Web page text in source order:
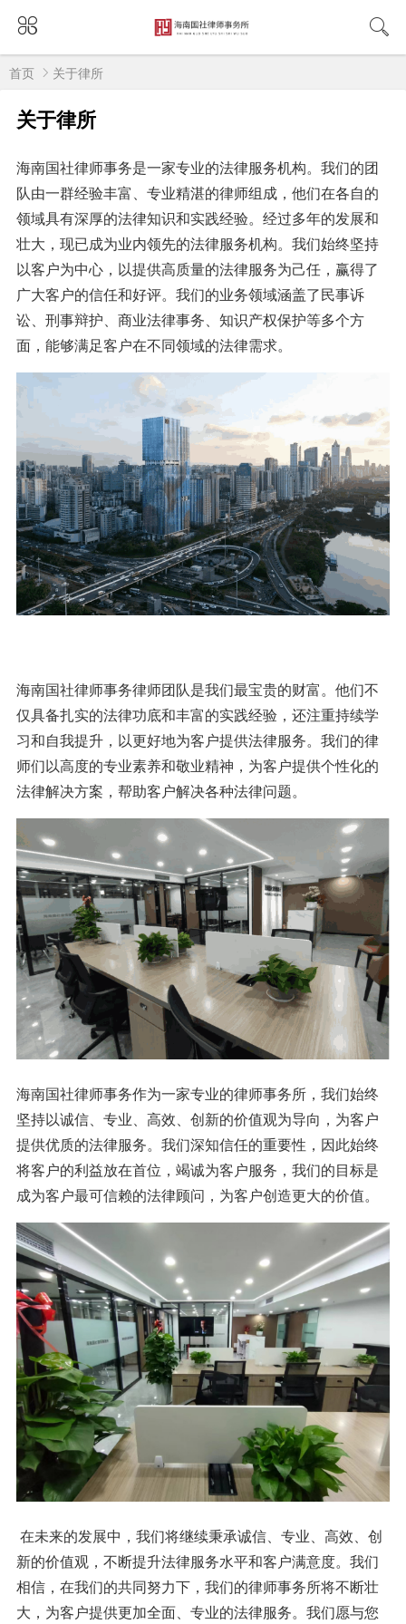
首页 关于律所
关于律所
海南国社律师事务是一家专业的法律服务机构。我们的团
队由一群经验丰富、专业精湛的律师组成，他们在各自的
领域具有深厚的法律知识和实践经验。经过多年的发展和
壮大，现已成为业内领先的法律服务机构。我们始终坚持
以客户为中心，以提供高质量的法律服务为己任，赢得了
广大客户的信任和好评。我们的业务领域涵盖了民事诉
讼、刑事辩护、商业法律事务、知识产权保护等多个方
面，能够满足客户在不同领域的法律需求。
海南国社律师事务律师团队是我们最宝贵的财富。他们不
仅具备扎实的法律功底和丰富的实践经验，还注重持续学
习和自我提升，以更好地为客户提供法律服务。我们的律
师们以高度的专业素养和敬业精神，为客户提供个性化的
法律解决方案，帮助客户解决各种法律问题。
海南国社律师事务作为一家专业的律师事务所，我们始终
坚持以诚信、专业、高效、创新的价值观为导向，为客户
提供优质的法律服务。我们深知信任的重要性，因此始终
将客户的利益放在首位，竭诚为客户服务，我们的目标是
成为客户最可信赖的法律顾问，为客户创造更大的价值。
在未来的发展中，我们将继续秉承诚信、专业、高效、创
新的价值观，不断提升法律服务水平和客户满意度。我们
相信，在我们的共同努力下，我们的律师事务所将不断壮
大，为客户提供更加全面、专业的法律服务。我们愿与您